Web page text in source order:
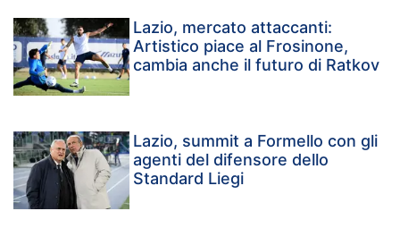
Lazio, mercato attaccanti:
Artistico piace al Frosinone,
cambia anche il futuro di Ratkov
Lazio, summit a Formello con gli
agenti del difensore dello
Standard Liegi